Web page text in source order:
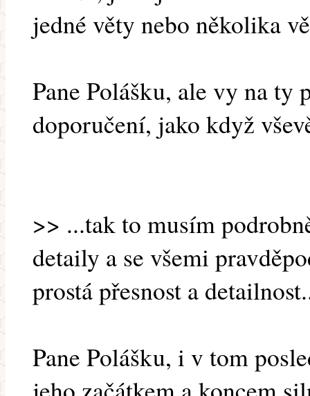
jedné věty nebo několika
Pane Polášku, ale vy na ty
doporučení, jako když
>> ...tak to musím
detaily a se všemi
prostá přesnost a
Pane Polášku, i v tom